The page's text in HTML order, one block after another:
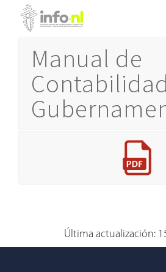
Manual de
Contabilidad
Última actualización: